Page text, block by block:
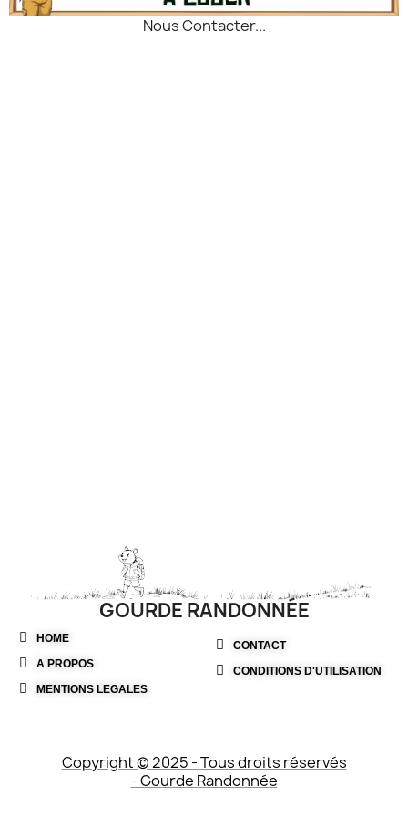
gaz. Autonome et facile à
transporter, elle est parfaite
idéale pour une à deux
personnes en bivouac.
Nous Contacter...
GOURDE RANDONNÉE
HOME
A PROPOS
MENTIONS LEGALES
CONTACT
CONDITIONS D'UTILISATION
Copyright © 2025 - Tous droits réservés
- Gourde Randonnée